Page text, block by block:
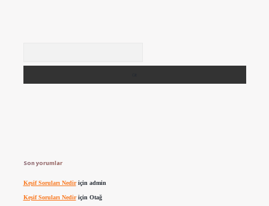
Son yorumlar
Keşif Soruları Nediriçin admin
Keşif Soruları Nediriçin Otağ